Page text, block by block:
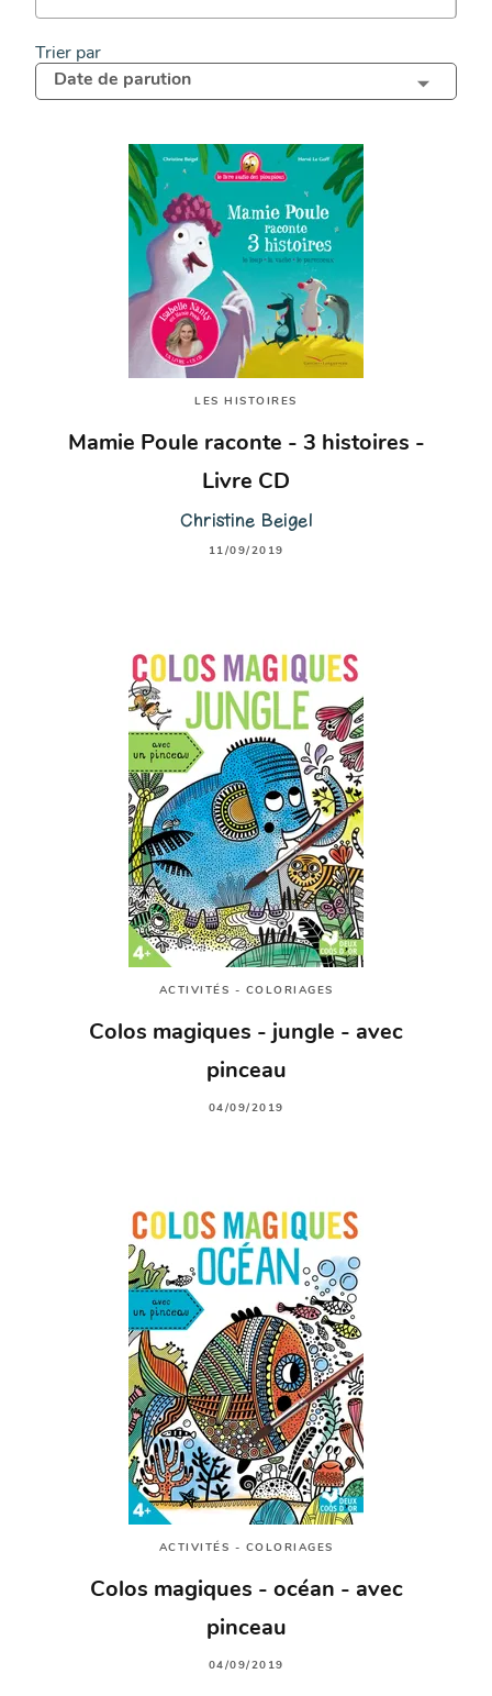
Trier par
Date de parution
LES HISTOIRES
Mamie Poule raconte - 3 histoires -
Livre CD
Christine Beigel
11/09/2019
ACTIVITÉS - COLORIAGES
Colos magiques - jungle - avec
pinceau
04/09/2019
ACTIVITÉS - COLORIAGES
Colos magiques - océan - avec
pinceau
04/09/2019